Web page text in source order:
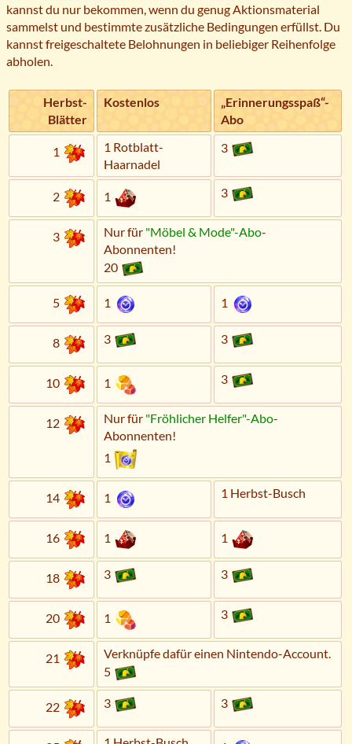
kannst du nur bekommen, wenn du genug Aktionsmaterial
sammelst und bestimmte zusätzliche Bedingungen erfüllst. Du
kannst freigeschaltete Belohnungen in beliebiger Reihenfolge
abholen.
Herbst-
Blätter
Kostenlos
„Erinnerungs­spaß“-
Abo
1
1 Rotblatt-
Haarnadel
3
2 1 3
3 Nur für "Möbel & Mode"-Abo-
Abonnenten!
20
5 1 1
8 3 3
10 1 3
12 Nur für "Fröhlicher Helfer"-Abo-
Abonnenten!
1
14 1 1 Herbst-Busch
16 1 1
18 3 3
20 1 3
21
Verknüpfe dafür einen Nintendo-Account.
5
22 3 3